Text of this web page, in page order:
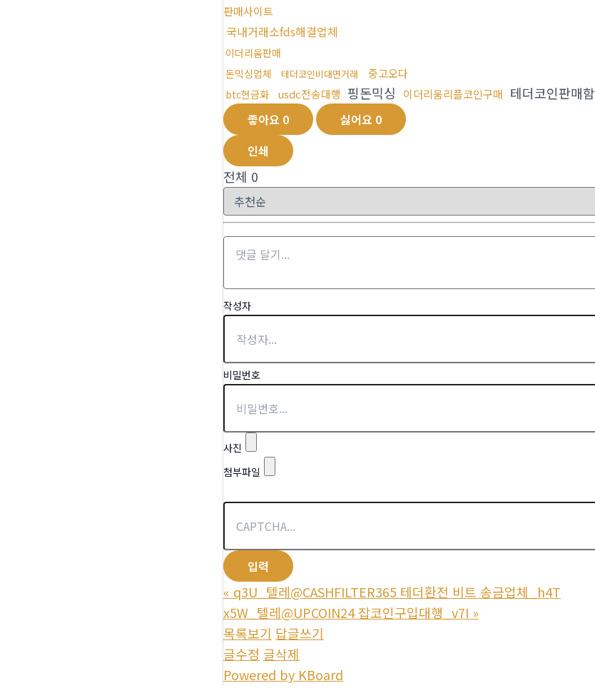
판매사이트
국내거래소fds해결업체
이더리움판매
돈믹싱업체
테더코인비대면거래 중고오다
btc현금화 usdc전송대행 핑돈믹싱 이더리움리플코인구매 테더코인판매함
좋아요 0 싫어요 0
인쇄
전체 0
작성자
비밀번호
사진
첨부파일
« q3U_텔레@CASHFILTER365 테더환전 비트 송금업체_h4T
x5W_텔레@UPCOIN24 잡코인구입대행_v7I »
목록보기 답글쓰기
글수정 글삭제
Powered by KBoard